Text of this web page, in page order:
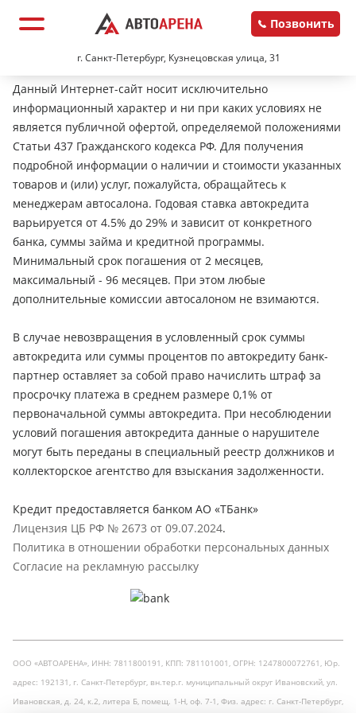
г. Санкт-Петербург, Кузнецовская улица, 31
Позвонить
Данный Интернет-сайт носит исключительно
информационный характер и ни при каких условиях не
является публичной офертой, определяемой положениями
Статьи 437 Гражданского кодекса РФ. Для получения
подробной информации о наличии и стоимости указанных
товаров и (или) услуг, пожалуйста, обращайтесь к
менеджерам автосалона. Годовая ставка автокредита
варьируется от 4.5% до 29% и зависит от конкретного
банка, суммы займа и кредитной программы.
Минимальный срок погашения от 2 месяцев,
максимальный - 96 месяцев. При этом любые
дополнительные комиссии автосалоном не взимаются.
В случае невозвращения в условленный срок суммы
автокредита или суммы процентов по автокредиту банк-
партнер оставляет за собой право начислить штраф за
просрочку платежа в среднем размере 0,1% от
первоначальной суммы автокредита. При несоблюдении
условий погашения автокредита данные о нарушителе
могут быть переданы в специальный реестр должников и
коллекторское агентство для взыскания задолженности.
Кредит предоставляется банком АО «ТБанк»
Лицензия ЦБ РФ № 2673 от 09.07.2024.
Политика в отношении обработки персональных данных
Согласие на рекламную рассылку
ООО «АВТОАРЕНА», ИНН: 7811800191, КПП: 781101001, ОГРН: 1247800072761, Юр.
адрес: 192131, г. Санкт-Петербург, вн.тер.г. муниципальный округ Ивановский, ул.
Ивановская, д. 24, к.2, литера Б, помещ. 1-Н, оф. 7-1, Физ. адрес: г. Санкт-Петербург,